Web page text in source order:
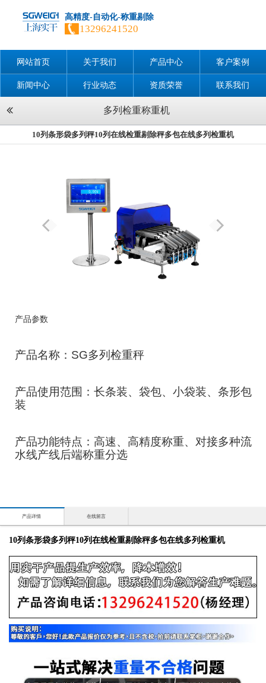
高精度-自动化-称重剔除
13296241520
网站首页 关于我们 产品中心 客户案例
新闻中心 行业动态 资质荣誉 联系我们
多列检重称重机
10列条形袋多列秤10列在线检重剔除秤多包在线多列检重机
产品参数
产品名称：SG多列检重秤
产品使用范围：长条装、袋包、小袋装、条形包
装
产品功能特点：高速、高精度称重、对接多种流
水线产线后端称重分选
产品详情 在线留言
10列条形袋多列秤10列在线检重剔除秤多包在线多列检重机